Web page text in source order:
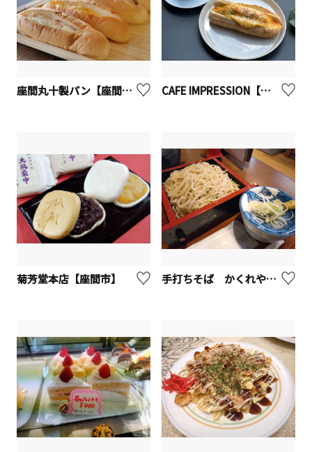
座間丸十製パン【座間市】 CAFE IMPRESSION【座間市】
菊芳堂本店【座間市】 手打ちそば かくれや やぶ久【座間市】